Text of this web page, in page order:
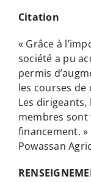
Citation
« Grâce à
société a pu
permis
les courses
Les
membres
financement.
Powassan